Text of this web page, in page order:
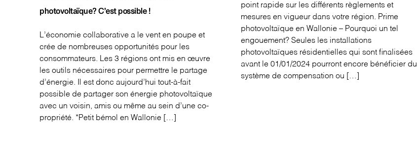
photovoltaïque? C’est possible !
L’économie collaborative a le vent en poupe et
crée de nombreuses opportunités pour les
consommateurs. Les 3 régions ont mis en œuvre
les outils nécessaires pour permettre le partage
d’énergie. Il est donc aujourd’hui tout-à-fait
possible de partager son énergie photovoltaïque
avec un voisin, amis ou même au sein d’une co-
propriété. *Petit bémol en Wallonie […]
point rapide sur les différents règlements et
mesures en vigueur dans votre région. Prime
photovoltaïque en Wallonie – Pourquoi un tel
engouement? Seules les installations
photovoltaïques résidentielles qui sont finalisées
avant le 01/01/2024 pourront encore bénéficier du
système de compensation ou […]